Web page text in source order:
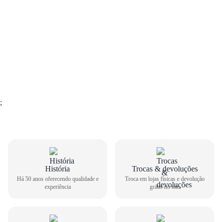
GUIA DE TAMANHOS
Tênis Esportivo Olympikus Masculino Clic 329
;
História
Há 50 anos oferecendo qualidade e
experiência
Trocas & devoluções
Troca em lojas físicas e devolução
grátis no site